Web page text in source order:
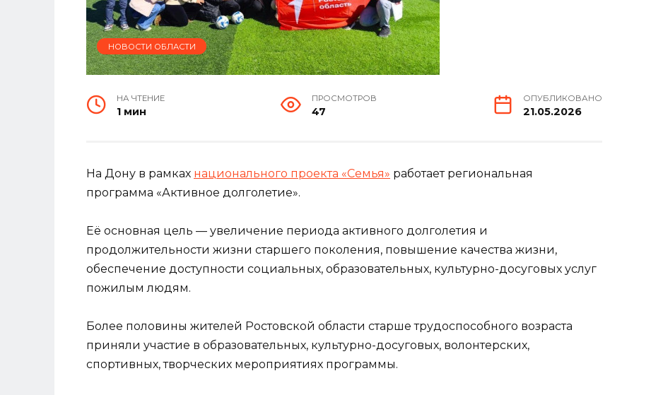
НОВОСТИ ОБЛАСТИ
НА ЧТЕНИЕ
1 мин
ПРОСМОТРОВ
47
ОПУБЛИКОВАНО
21.05.2026
На Дону в рамках национального проекта «Семья» работает региональная
программа «Активное долголетие».
Её основная цель — увеличение периода активного долголетия и
продолжительности жизни старшего поколения, повышение качества жизни,
обеспечение доступности социальных, образовательных, культурно-досуговых услуг
пожилым людям.
Более половины жителей Ростовской области старше трудоспособного возраста
приняли участие в образовательных, культурно-досуговых, волонтерских,
спортивных, творческих мероприятиях программы.